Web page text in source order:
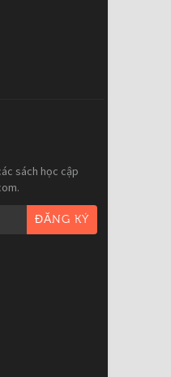
sách học cập
ĐĂNG KÝ